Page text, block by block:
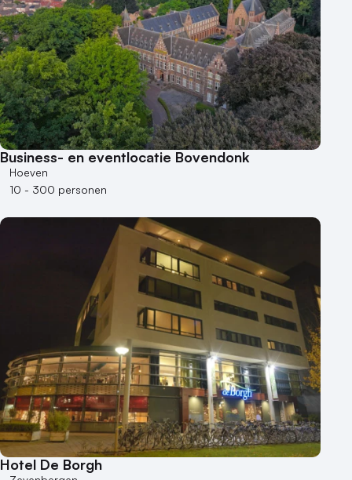
Business- en eventlocatie Bovendonk
Hoeven
10 - 300 personen
Hotel De Borgh